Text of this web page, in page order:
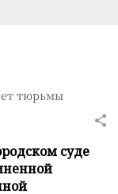
тюрьмы
суде